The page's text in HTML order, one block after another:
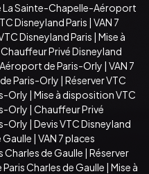
La Sainte-Chapelle-Aéroport
Disneyland Paris | VAN 7
Disneyland Paris | Mise à
Chauffeur Privé Disneyland
de Paris-Orly | VAN 7
Paris-Orly | Réserver VTC
Orly | Mise à disposition VTC
Orly | Chauffeur Privé
Orly | Devis VTC Disneyland
Gaulle | VAN 7 places
de Gaulle | Réserver
Charles de Gaulle | Mise à